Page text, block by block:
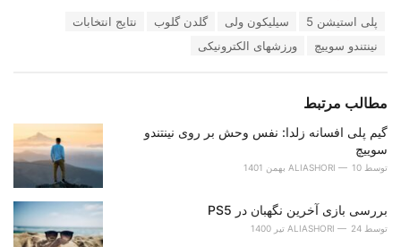
برچسب:
پلی استیشن 5 سیلیکون ولی گلدن گلوب
نتایج انتخابات
نینتندو سوییچ
ورزشهای الکترونیکی
مطالب مرتبط
گیم پلی افسانه زلدا: نفس وحش بر روی نینتندو
سوییچ
توسط ALIASHORI 10 بهمن 1401
بررسی بازی آخرین نگهبان در PS5
توسط ALIASHORI 24 تیر 1400